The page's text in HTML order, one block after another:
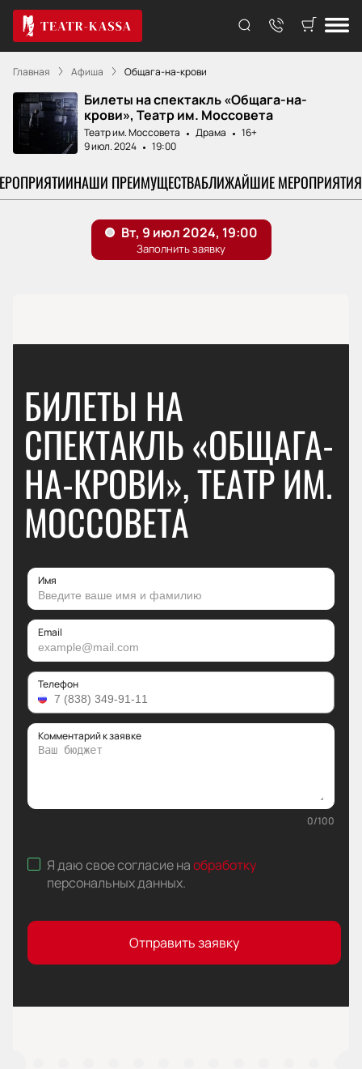
Главная Афиша Общага-на-крови
Билеты на спектакль «Общага-на-
крови», Театр им. Моссовета
Театр им. Моссовета Драма
16+
9 июл. 2024
19:00
НАШИ ПРЕИМУЩЕСТВАБЛИЖАЙШИЕ МЕРОПРИЯТИЯ
БИЛЕТЫ НА
СПЕКТАКЛЬ «ОБЩАГА-
НА-КРОВИ», ТЕАТР ИМ.
МОССОВЕТА
Имя
Email
Телефон
Комментарий к заявке
0/100
Я даю свое согласие наобработку
персональных данных.
Отправить заявку